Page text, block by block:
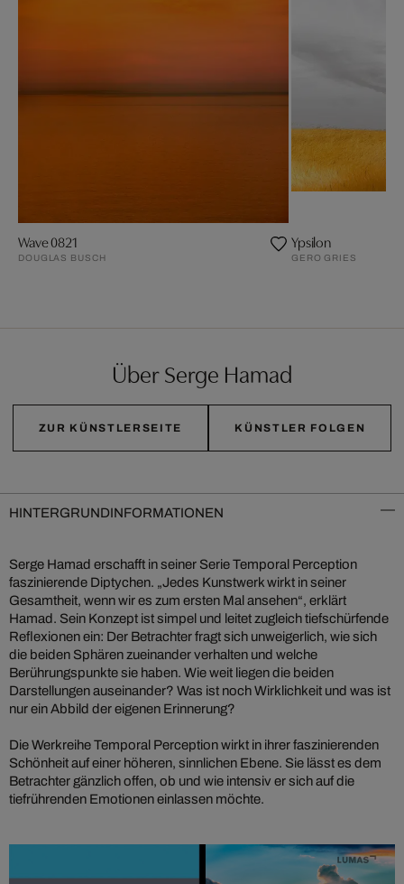
Wave 0821
DOUGLAS BUSCH
Ypsilon
GERO GRIES
Über Serge Hamad
ZUR KÜNSTLERSEITE KÜNSTLER FOLGEN
HINTERGRUNDINFORMATIONEN
Serge Hamad erschafft in seiner Serie Temporal Perception
faszinierende Diptychen. „Jedes Kunstwerk wirkt in seiner
Gesamtheit, wenn wir es zum ersten Mal ansehen“, erklärt
Hamad. Sein Konzept ist simpel und leitet zugleich tiefschürfende
Reflexionen ein: Der Betrachter fragt sich unweigerlich, wie sich
die beiden Sphären zueinander verhalten und welche
Berührungspunkte sie haben. Wie weit liegen die beiden
Darstellungen auseinander? Was ist noch Wirklichkeit und was ist
nur ein Abbild der eigenen Erinnerung?
Die Werkreihe Temporal Perception wirkt in ihrer faszinierenden
Schönheit auf einer höheren, sinnlichen Ebene. Sie lässt es dem
Betrachter gänzlich offen, ob und wie intensiv er sich auf die
tiefrührenden Emotionen einlassen möchte.